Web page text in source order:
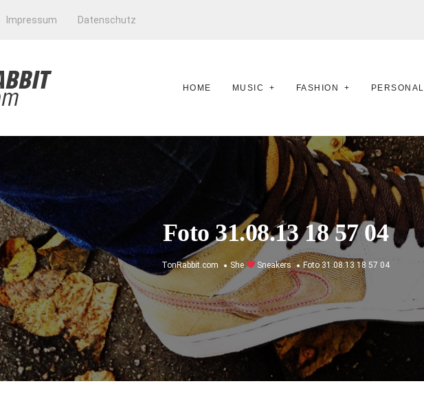
Impressum Datenschutz
HOME MUSIC FASHION PERSONAL
Foto 31.08.13 18 57 04
TonRabbit.com She Sneakers Foto 31.08.13 18 57 04